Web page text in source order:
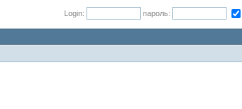
Login: пароль: